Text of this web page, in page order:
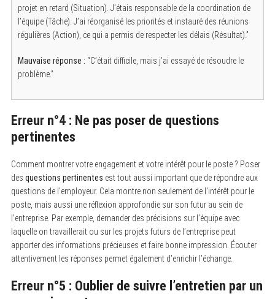
projet en retard (Situation). J’étais responsable de la coordination de
l’équipe (Tâche). J’ai réorganisé les priorités et instauré des réunions
régulières (Action), ce qui a permis de respecter les délais (Résultat).”
Mauvaise réponse : “C’était difficile, mais j’ai essayé de résoudre le
problème.”
Erreur n°4 : Ne pas poser de questions
pertinentes
Comment montrer votre engagement et votre intérêt pour le poste ? Poser
des questions pertinentes est tout aussi important que de répondre aux
questions de l’employeur. Cela montre non seulement de l’intérêt pour le
poste, mais aussi une réflexion approfondie sur son futur au sein de
l’entreprise. Par exemple, demander des précisions sur l’équipe avec
laquelle on travaillerait ou sur les projets futurs de l’entreprise peut
apporter des informations précieuses et faire bonne impression. Écouter
attentivement les réponses permet également d’enrichir l’échange.
Erreur n°5 : Oublier de suivre l’entretien par un
e
h
o
r
: